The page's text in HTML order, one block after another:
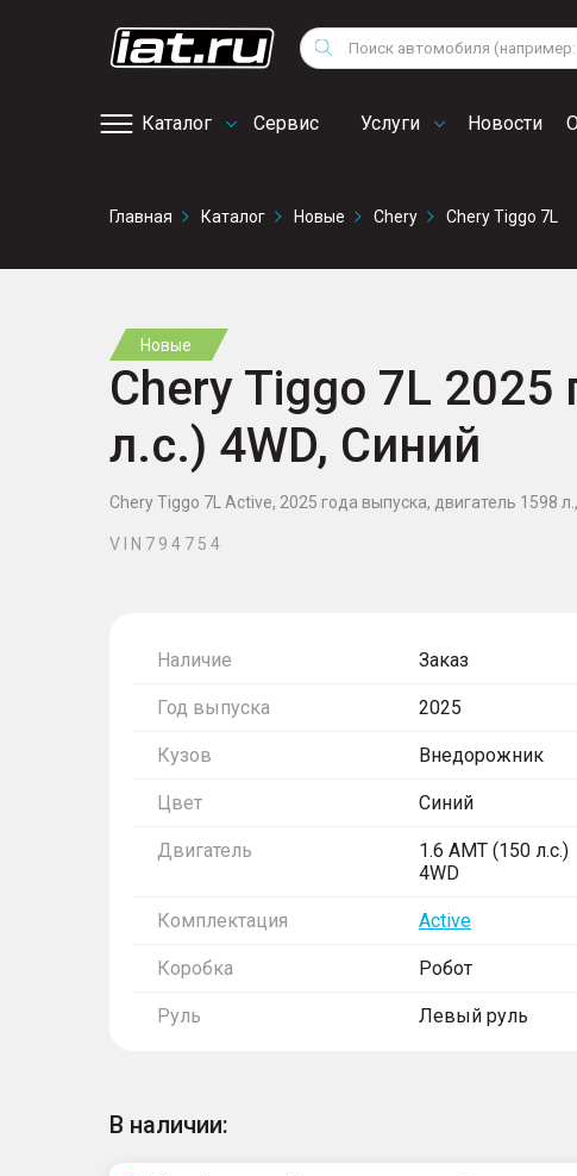
Поиск
Каталог Сервис
сервис
Услуги Новости
Снегоходы
Квадроциклы
Audi
Главная Каталог Новые Chery Chery Tiggo 7L
Новые
Chery Tiggo 7L 2025
л.с.) 4WD, Синий
Chery Tiggo 7L Active, 2025 года выпуска, двигатель 1598
V I N 7 9 4 7 5 4
Наличие Заказ
Год выпуска 2025
Кузов Внедорожник
Цвет Синий
Двигатель
1.6 AMT (150 л.с.)
4WD
Комплектация Active
Коробка Робот
Руль Левый руль
В наличии: